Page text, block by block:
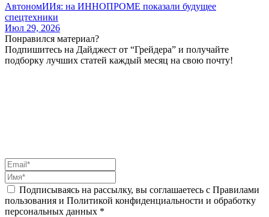
АвтономИИя: на ИННОПРОМЕ показали будущее
спецтехники
Июл 29, 2026
Понравился материал?
Подпишитесь на Дайджест от “Грейдера” и получайте
подборку лучших статей каждый месяц на свою почту!
Подписываясь на рассылку, вы соглашаетесь с Правилами
пользования и Политикой конфиденциальности и обработку
персональных данных *